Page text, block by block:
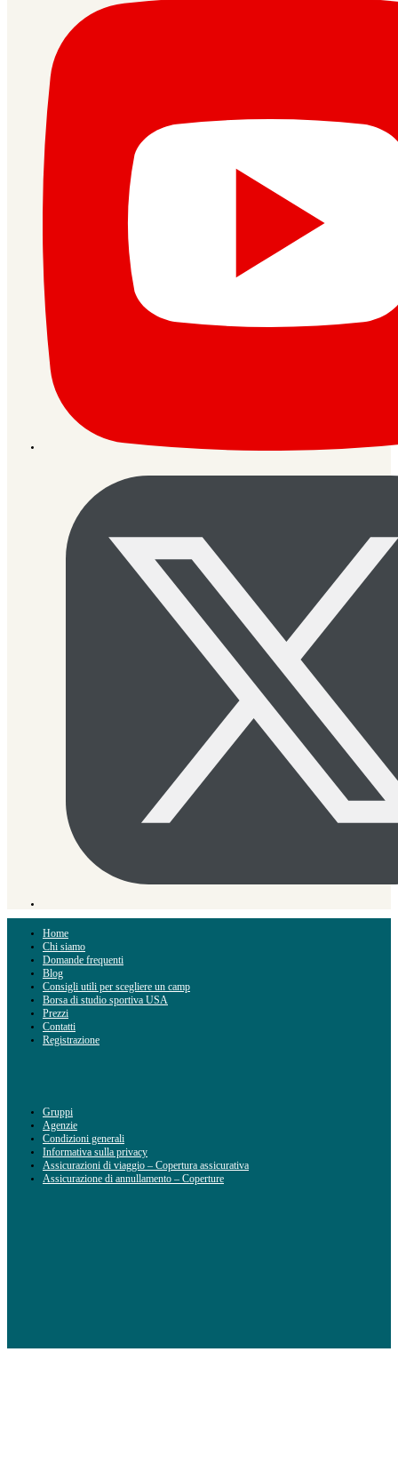
Home
Chi siamo
Domande frequenti
Blog
Consigli utili per scegliere un camp
Borsa di studio sportiva USA
Prezzi
Contatti
Registrazione
Gruppi
Agenzie
Condizioni generali
Informativa sulla privacy
Assicurazioni di viaggio – Copertura assicurativa
Assicurazione di annullamento – Coperture